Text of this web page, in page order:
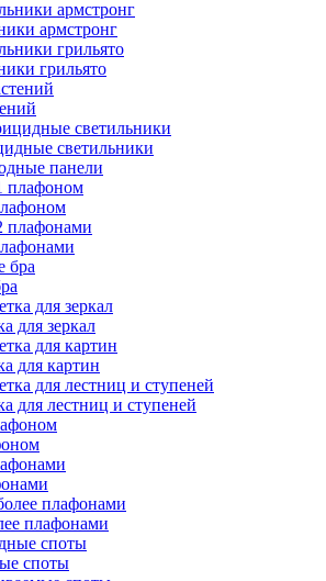
армстронг
грильято
светильники
панели
для зеркал
для картин
для лестниц и ступеней
плафонами
споты